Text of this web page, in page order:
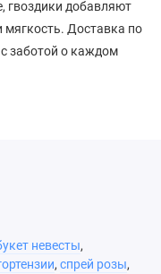
гвоздики добавляют
мягкость. Доставка по
заботой о каждом
невесты,
, спрей розы,